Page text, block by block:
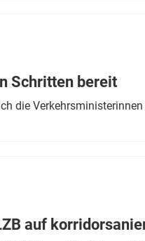
Schritten bereit
die
auf